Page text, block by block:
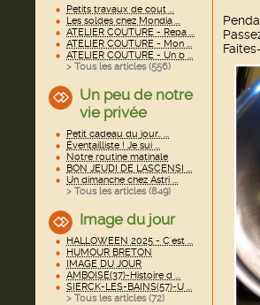
Petits travaux de cout ...
Les soldes chez Mondia ...
ATELIER COUTURE - Repa ...
ATELIER COUTURE - Mon ...
ATELIER COUTURE - Un b ...
> Tous les articles (556)
Un peu de notre
vie privée
Petit cadeau du jour.. ...
Éventailliste ! Je sui ...
Notre routine matinale
BON JEUDI DE L'ASCENSI ...
Un dimanche chez Astri ...
> Tous les articles (849)
Image du jour
HALLOWEEN 2025 - C'est ...
HUMOUR BRETON
IMAGE DU JOUR
AMBOISE(37)-Histoire d ...
SIERCK-LES-BAINS(57)-U ...
> Tous les articles (72)